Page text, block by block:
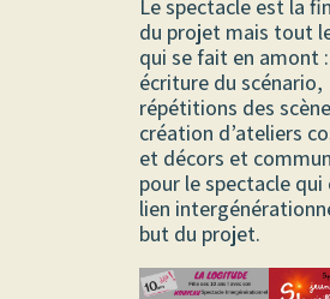
Le spectacle est la
du projet mais tout
qui se fait en amont :
écriture du scénario,
répétitions des
création d’ateliers
et décors et
pour le spectacle qui
lien
but du projet.